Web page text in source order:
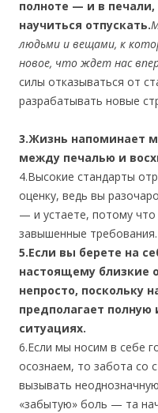
полноте — и в
научиться отпускать.
людьми и вещами, к
новое, что ждет нас
силы отказываться от
разрабатывать новые
3.Жизнь напоминает
между печалью и
4.Высокие стандарты
оценку, ведь вы
— и устаете, потому
завышенные требования.
5.Если вы берете на
настоящему близкие
непросто, поскольку
предполагает полную
ситуациях.
6.Если мы носим в себе
осознаем, то забота
вызывать
«забытую» боль — та